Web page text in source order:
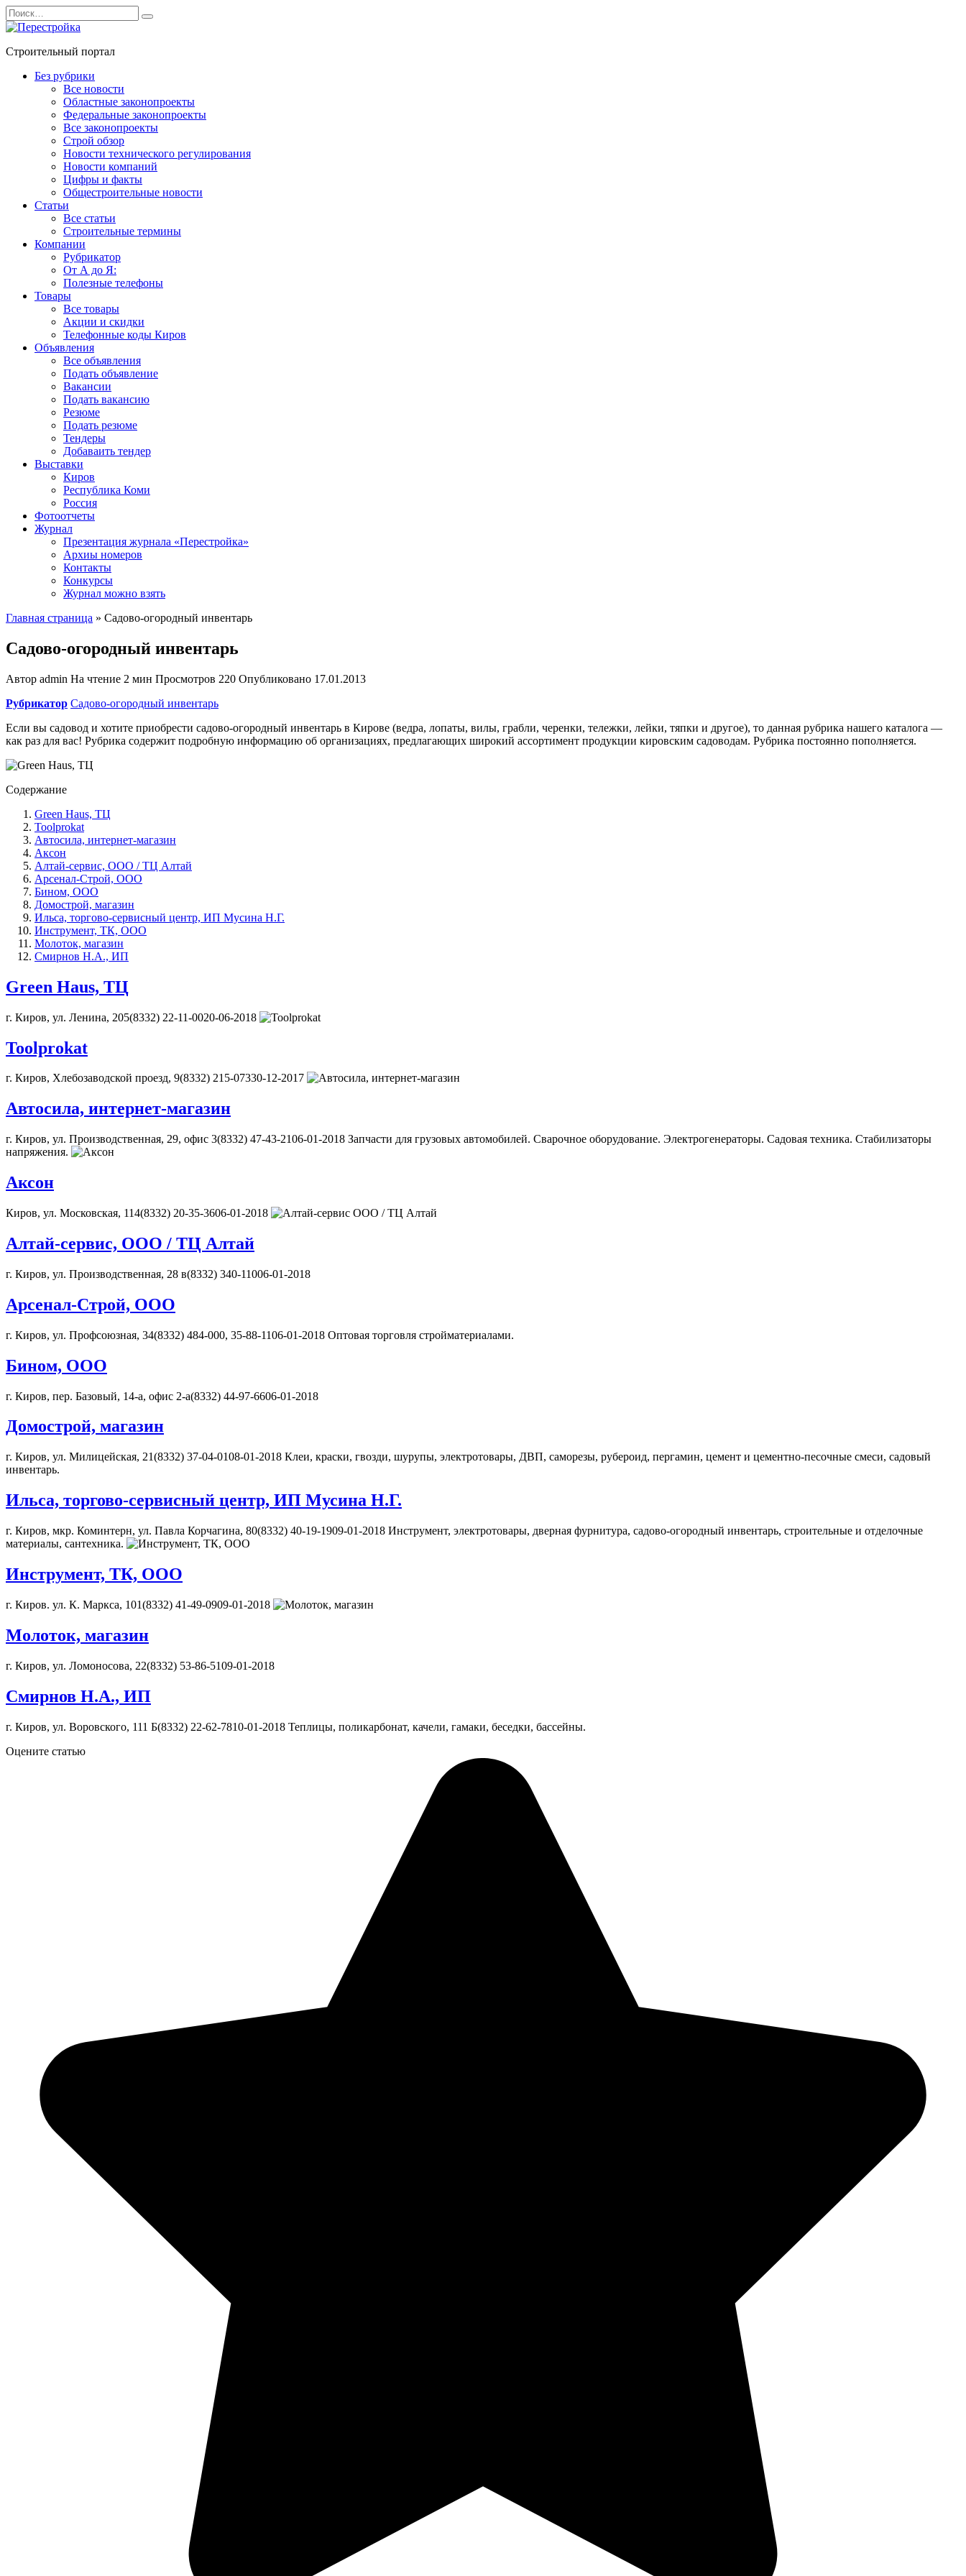
Перейти
к
содержанию
Search
for:
Строительный портал
Без рубрики
Все новости
Областные законопроекты
Федеральные законопроекты
Все законопроекты
Строй обзор
Новости технического регулирования
Новости компаний
Цифры и факты
Общестроительные новости
Статьи
Все статьи
Строительные термины
Компании
Рубрикатор
От А до Я:
Полезные телефоны
Товары
Все товары
Акции и скидки
Телефонные коды Киров
Объявления
Все объявления
Подать объявление
Вакансии
Подать вакансию
Резюме
Подать резюме
Тендеры
Добаваить тендер
Выставки
Киров
Республика Коми
Россия
Фотоотчеты
Журнал
Презентация журнала «Перестройка»
Архиы номеров
Контакты
Конкурсы
Журнал можно взять
Главная страница » Садово-огородный инвентарь
Садово-огородный инвентарь
Автор admin На чтение 2 мин Просмотров 220 Опубликовано 17.01.2013
Рубрикатор Садово-огородный инвентарь
Если вы садовод и хотите приобрести садово-огородный инвентарь в Кирове (ведра, лопаты, вилы, грабли, черенки, тележки, лейки, тяпки и другое), то данная рубрика нашего каталога —
как раз для вас! Рубрика содержит подробную информацию об организациях, предлагающих широкий ассортимент продукции кировским садоводам. Рубрика постоянно пополняется.
Содержание
Green Haus, ТЦ
Toolprokat
Автосила, интернет-магазин
Аксон
Алтай-сервис, ООО / ТЦ Алтай
Арсенал-Строй, ООО
Бином, ООО
Домострой, магазин
Ильса, торгово-сервисный центр, ИП Мусина Н.Г.
Инструмент, ТК, ООО
Молоток, магазин
Смирнов Н.А., ИП
Green Haus, ТЦ
г. Киров, ул. Ленина, 205(8332) 22-11-0020-06-2018
Toolprokat
г. Киров, Хлебозаводской проезд, 9(8332) 215-07330-12-2017
Автосила, интернет-магазин
г. Киров, ул. Производственная, 29, офис 3(8332) 47-43-2106-01-2018 Запчасти для грузовых автомобилей. Сварочное оборудование. Электрогенераторы. Садовая техника. Стабилизаторы
напряжения.
Аксон
Киров, ул. Московская, 114(8332) 20-35-3606-01-2018
Алтай-сервис, ООО / ТЦ Алтай
г. Киров, ул. Производственная, 28 в(8332) 340-11006-01-2018
Арсенал-Строй, ООО
г. Киров, ул. Профсоюзная, 34(8332) 484-000, 35-88-1106-01-2018 Оптовая торговля стройматериалами.
Бином, ООО
г. Киров, пер. Базовый, 14-а, офис 2-а(8332) 44-97-6606-01-2018
Домострой, магазин
г. Киров, ул. Милицейская, 21(8332) 37-04-0108-01-2018 Клеи, краски, гвозди, шурупы, электротовары, ДВП, саморезы, рубероид, пергамин, цемент и цементно-песочные смеси, садовый
инвентарь.
Ильса, торгово-сервисный центр, ИП Мусина Н.Г.
г. Киров, мкр. Коминтерн, ул. Павла Корчагина, 80(8332) 40-19-1909-01-2018 Инструмент, электротовары, дверная фурнитура, садово-огородный инвентарь, строительные и отделочные
материалы, сантехника.
Инструмент, ТК, ООО
г. Киров. ул. К. Маркса, 101(8332) 41-49-0909-01-2018
Молоток, магазин
г. Киров, ул. Ломоносова, 22(8332) 53-86-5109-01-2018
Смирнов Н.А., ИП
г. Киров, ул. Воровского, 111 Б(8332) 22-62-7810-01-2018 Теплицы, поликарбонат, качели, гамаки, беседки, бассейны.
Оцените статью